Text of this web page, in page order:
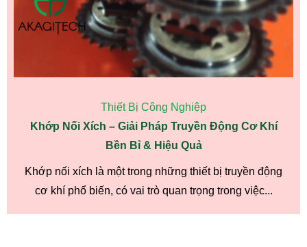
Thiết Bị Công Nghiệp
Khớp Nối Xích – Giải Pháp Truyền Động Cơ Khí
Bền Bỉ & Hiệu Quả
Khớp nối xích là một trong những thiết bị truyền động
cơ khí phổ biến, có vai trò quan trọng trong việc...